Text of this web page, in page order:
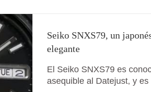
Seiko SNXS79, un
elegante
El Seiko SNXS79 es
asequible al Datejust, y